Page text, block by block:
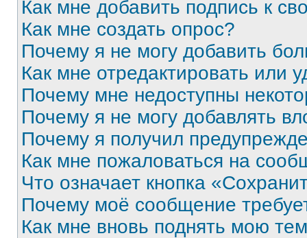
Как мне добавить подпись к
Как мне создать опрос?
Почему я не могу добавить
Как мне отредактировать или
Почему мне недоступны
Почему я не могу добавлять
Почему я получил
Как мне пожаловаться на
Что означает кнопка
Почему моё сообщение
Как мне вновь поднять мою